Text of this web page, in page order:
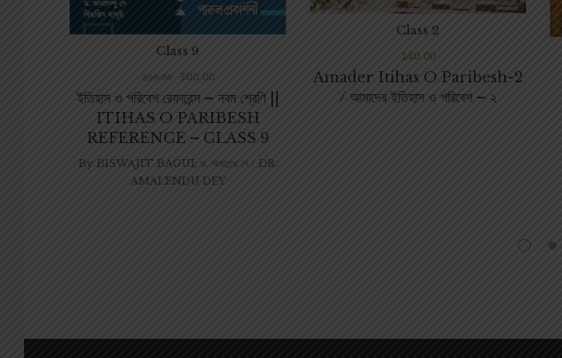
ইতিহাস ও পরিবেশ রেফারেন্স – নবম শ্রেণি ||
ITIHAS O PARIBESH
REFERENCE – CLASS 9
Class 9
399.00 300.00
By BISWAJIT BAGUI, ড. অমলেন্দু দে / DR.
AMALENDU DEY
Amader Itihas O Paribesh-2
/ আমাদের ইতিহাস ও পরিবেশ – ২
Class 2
140.00